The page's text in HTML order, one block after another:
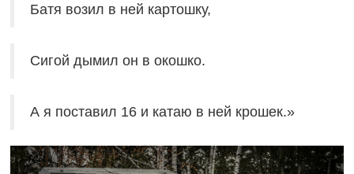
Батя возил в ней картошку,
Сигой дымил он в окошко.
А я поставил 16 и катаю в ней крошек.»